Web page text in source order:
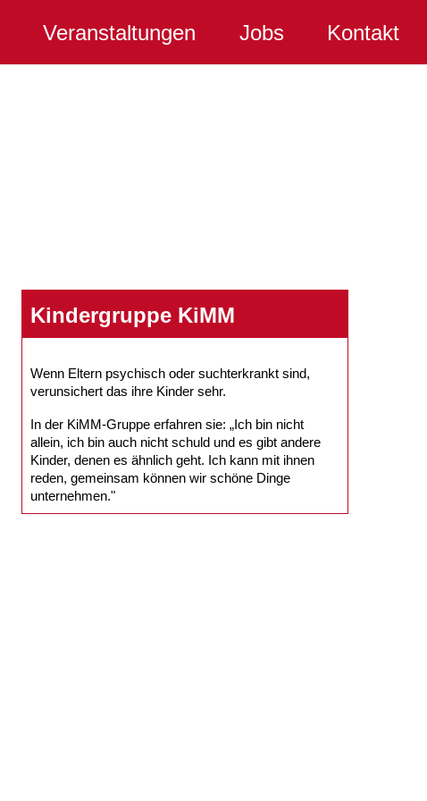
Veranstaltungen Jobs Kontakt
Kindergruppe KiMM
Wenn Eltern psychisch oder suchterkrankt sind,
verunsichert das ihre Kinder sehr.
In der KiMM-Gruppe erfahren sie: „Ich bin nicht
allein, ich bin auch nicht schuld und es gibt andere
Kinder, denen es ähnlich geht. Ich kann mit ihnen
reden, gemeinsam können wir schöne Dinge
unternehmen."